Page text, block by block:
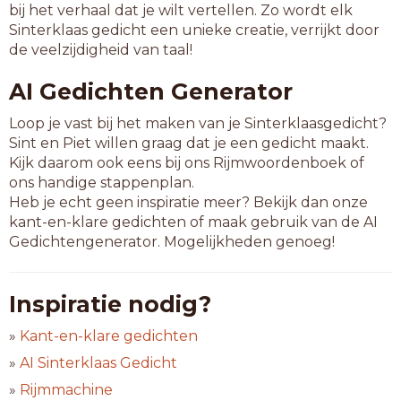
bij het verhaal dat je wilt vertellen. Zo wordt elk
Sinterklaas gedicht een unieke creatie, verrijkt door
de veelzijdigheid van taal!
AI Gedichten Generator
Loop je vast bij het maken van je Sinterklaasgedicht?
Sint en Piet willen graag dat je een gedicht maakt.
Kijk daarom ook eens bij ons Rijmwoordenboek of
ons handige stappenplan.
Heb je echt geen inspiratie meer? Bekijk dan onze
kant-en-klare gedichten of maak gebruik van de AI
Gedichtengenerator. Mogelijkheden genoeg!
Inspiratie nodig?
» Kant-en-klare gedichten
» AI Sinterklaas Gedicht
» Rijmmachine